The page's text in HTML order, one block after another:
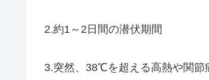
2.約1～2日間の潜伏期間
3.突然、38℃を超える高熱や関節